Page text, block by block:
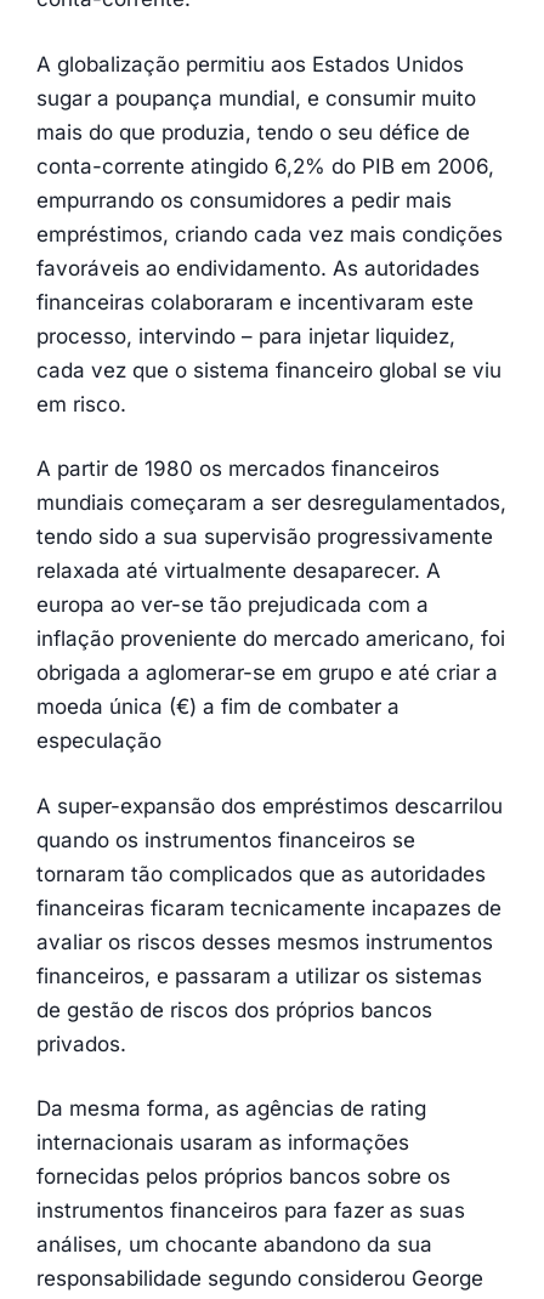
A globalização permitiu aos Estados Unidos
sugar a poupança mundial, e consumir muito
mais do que produzia, tendo o seu défice de
conta-corrente atingido 6,2% do PIB em 2006,
empurrando os consumidores a pedir mais
empréstimos, criando cada vez mais condições
favoráveis ao endividamento. As autoridades
financeiras colaboraram e incentivaram este
processo, intervindo – para injetar liquidez,
cada vez que o sistema financeiro global se viu
em risco.
A partir de 1980 os mercados financeiros
mundiais começaram a ser desregulamentados,
tendo sido a sua supervisão progressivamente
relaxada até virtualmente desaparecer. A
europa ao ver-se tão prejudicada com a
inflação proveniente do mercado americano, foi
obrigada a aglomerar-se em grupo e até criar a
moeda única (€) a fim de combater a
especulação
A super-expansão dos empréstimos descarrilou
quando os instrumentos financeiros se
tornaram tão complicados que as autoridades
financeiras ficaram tecnicamente incapazes de
avaliar os riscos desses mesmos instrumentos
financeiros, e passaram a utilizar os sistemas
de gestão de riscos dos próprios bancos
privados.
Da mesma forma, as agências de rating
internacionais usaram as informações
fornecidas pelos próprios bancos sobre os
instrumentos financeiros para fazer as suas
análises, um chocante abandono da sua
responsabilidade segundo considerou George